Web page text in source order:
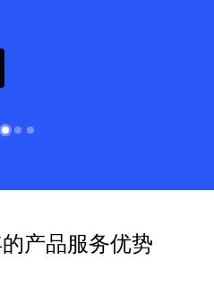
产品服务优势